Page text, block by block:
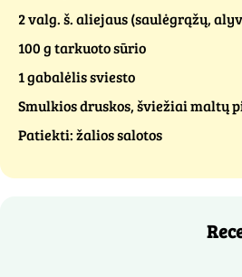
2 valg. š. aliejaus (saulėgrąžų,
100 g tarkuoto sūrio
1 gabalėlis sviesto
Smulkios druskos, šviežiai maltų
Patiekti: žalios salotos